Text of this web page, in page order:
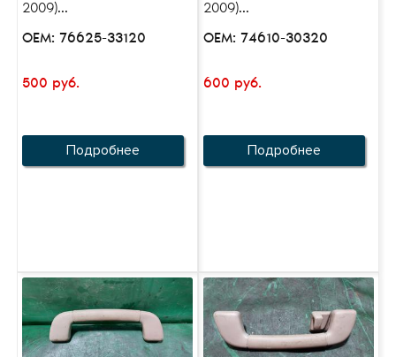
2009)...
OEM: 76625-33120
500 руб.
Подробнее
2009)...
OEM: 74610-30320
600 руб.
Подробнее